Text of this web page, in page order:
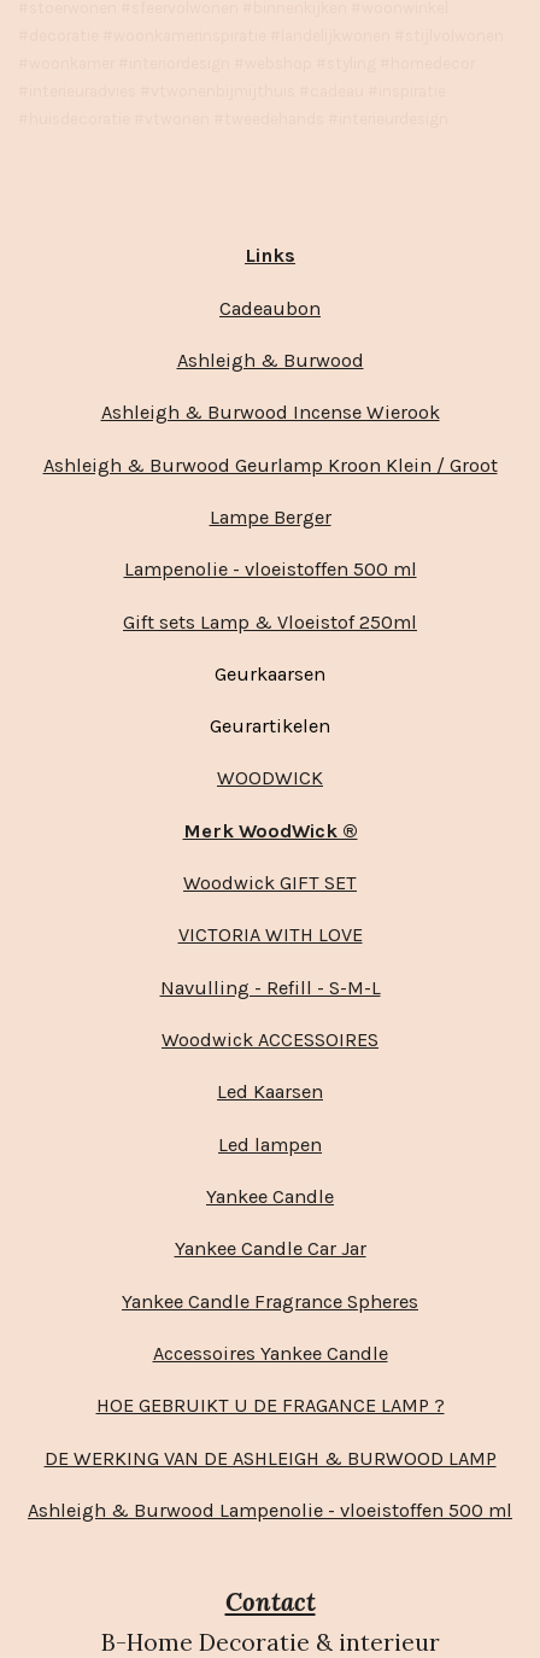
Links
Cadeaubon
Ashleigh & Burwood
Ashleigh & Burwood Incense Wierook
Ashleigh & Burwood Geurlamp Kroon Klein / Groot
Lampe Berger
Lampenolie - vloeistoffen 500 ml
Gift sets Lamp & Vloeistof 250ml
Geurkaarsen
Geurartikelen
WOODWICK
Merk WoodWick ®
Woodwick GIFT SET
VICTORIA WITH LOVE
Navulling - Refill - S-M-L
Woodwick ACCESSOIRES
Led Kaarsen
Led lampen
Yankee Candle
Yankee Candle Car Jar
Yankee Candle Fragrance Spheres
Accessoires Yankee Candle
HOE GEBRUIKT U DE FRAGANCE LAMP ?
DE WERKING VAN DE ASHLEIGH & BURWOOD LAMP
Ashleigh & Burwood Lampenolie - vloeistoffen 500 ml
Contact
B-Home Decoratie & interieur